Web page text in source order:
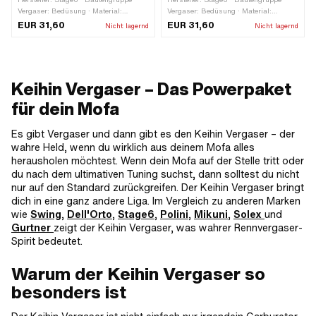
Vergaser: Bedüsung · Material:
Messing · Vergasertyp: Koso ·
Vergasertyp: PWK · Anzahl: 10 Stk. ·
Düsengrösse: 45 · Düsengrösse: 48 ·
Düsengrösse: 50 · Düsengrösse: 52 ·
Düsengrösse: 55 · Düsengrösse: 58 ·
EUR 31,60 Nicht lagernd
Vergaser: Bedüsung · Material:
Messing · Anzahl: 10 Stk. ·
Vergasertyp: Keihin · Vergasertyp:
Düsengrösse: 130 · Düsengrösse: 132 ·
Düsengrösse: 135 · Düsengrösse: 138 ·
· Antrieb: Aussensechskant ·
Schlüsselweite: 6 mm
EUR 31,60 Nicht lagernd
Keihin Vergaser – Das Powerpaket
für dein Mofa
Es gibt Vergaser und dann gibt es den Keihin Vergaser – der
wahre Held, wenn du wirklich aus deinem Mofa alles
herausholen möchtest. Wenn dein Mofa auf der Stelle tritt oder
du nach dem ultimativen Tuning suchst, dann solltest du nicht
nur auf den Standard zurückgreifen. Der Keihin Vergaser bringt
dich in eine ganz andere Liga. Im Vergleich zu anderen Marken
wie Swing, Dell'Orto, Stage6, Polini, Mikuni, Solex und
Gurtner zeigt der Keihin Vergaser, was wahrer Rennvergaser-
Spirit bedeutet.
Warum der Keihin Vergaser so
besonders ist